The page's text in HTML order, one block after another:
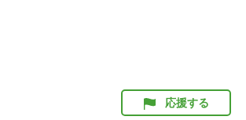
応援する